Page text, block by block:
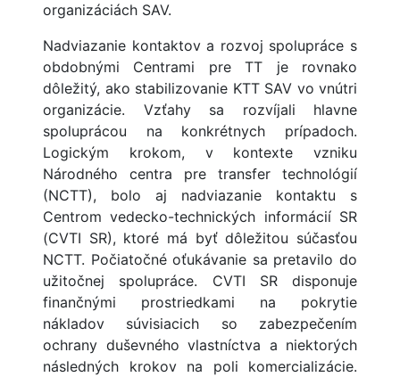
organizáciách SAV.
Nadviazanie kontaktov a rozvoj spolupráce s
obdobnými Centrami pre TT je rovnako
dôležitý, ako stabilizovanie KTT SAV vo vnútri
organizácie. Vzťahy sa rozvíjali hlavne
spoluprácou na konkrétnych prípadoch.
Logickým krokom, v kontexte vzniku
Národného centra pre transfer technológií
(NCTT), bolo aj nadviazanie kontaktu s
Centrom vedecko-technických informácií SR
(CVTI SR), ktoré má byť dôležitou súčasťou
NCTT. Počiatočné oťukávanie sa pretavilo do
užitočnej spolupráce. CVTI SR disponuje
finančnými prostriedkami na pokrytie
nákladov súvisiacich so zabezpečením
ochrany duševného vlastníctva a niektorých
následných krokov na poli komercializácie.